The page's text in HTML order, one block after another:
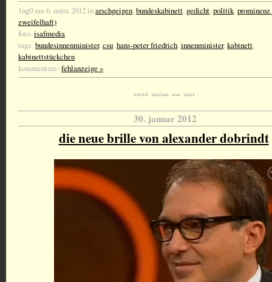
1ng0 am 6. märz 2012 inarschgeigen,bundeskabinett, gedicht,politik,prominenz
zweifelhaft)
foto: isafmedia
tags: bundesinnenminister,csu,hans-peter friedrich,innenminister,kabinett,
kabinettstückchen
kommentare: fehlanzeige »
30. januar 2012
die neue brille von alexander dobrindt